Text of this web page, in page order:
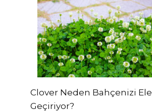
Clover Neden Bahçenizi Ele
Geçiriyor?